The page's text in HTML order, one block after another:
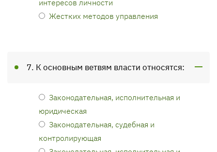
интересов личности
Жестких методов управления
7. К основным ветвям власти относятся:
Законодательная, исполнительная и
юридическая
Законодательная, судебная и
контролирующая